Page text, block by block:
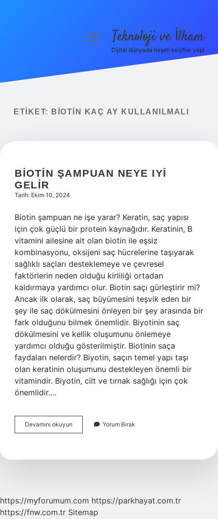
Yasal Uyarı
menüyüTeknoloji ve İlham
Dijital dünyada neşeli keşifler yap!
ETIKET: BIOTIN KAÇ AY KULLANILMALI
BIOTIN ŞAMPUAN NEYE IYI
GELIR
Tarih: Ekim 10, 2024
Biotin şampuan ne işe yarar? Keratin, saç yapısı
için çok güçlü bir protein kaynağıdır. Keratinin, B
vitamini ailesine ait olan biotin ile eşsiz
kombinasyonu, oksijeni saç hücrelerine taşıyarak
sağlıklı saçları desteklemeye ve çevresel
faktörlerin neden olduğu kirliliği ortadan
kaldırmaya yardımcı olur. Biotin saçı gürleştirir mi?
Ancak ilk olarak, saç büyümesini teşvik eden bir
şey ile saç dökülmesini önleyen bir şey arasında bir
fark olduğunu bilmek önemlidir. Biyotinin saç
dökülmesini ve kellik oluşumunu önlemeye
yardımcı olduğu gösterilmiştir. Biotinin saça
faydaları nelerdir? Biyotin, saçın temel yapı taşı
olan keratinin oluşumunu destekleyen önemli bir
vitamindir. Biyotin, cilt ve tırnak sağlığı için çok
önemlidir.…
Devamını okuyun
Şampuan
Gelir
Yorum Bırak
https://myforumum.com https://parkhayat.com.tr
https://fnw.com.tr Sitemap